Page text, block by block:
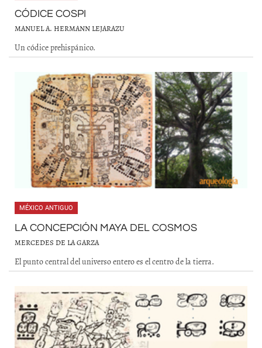
CÓDICE COSPI
MANUEL A. HERMANN LEJARAZU
Un códice prehispánico.
MÉXICO ANTIGUO
LA CONCEPCIÓN MAYA DEL COSMOS
MERCEDES DE LA GARZA
El punto central del universo entero es el centro de la tierra.